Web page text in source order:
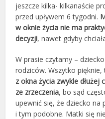
jeszcze kilka- kilkanaście
przed upływem 6 tygodni.
w oknie życia nie ma
decyzji, nawet gdyby
W prasie czytamy –
rodziców. Wszytko
z okna życia zwykle dłużej
ze zrzeczenia, bo sąd
upewnić się, że dziecko na
i tym podobne. Matki się